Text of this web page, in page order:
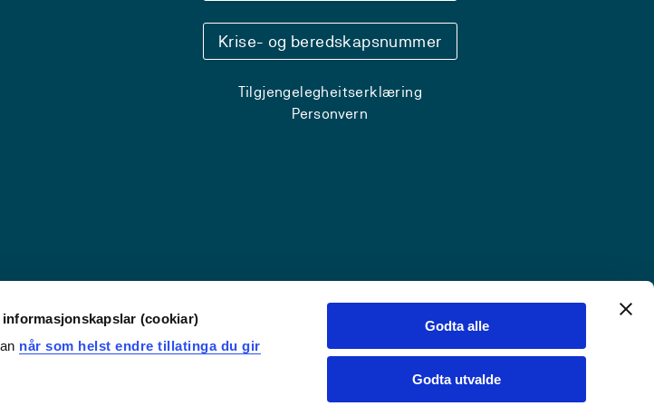
(cookiar)
når som helst endre tillatinga du gir
Godta alle
Godta utvalde
Krise- og beredskapsnummer
Tilgjengelegheitserklæring
Personvern